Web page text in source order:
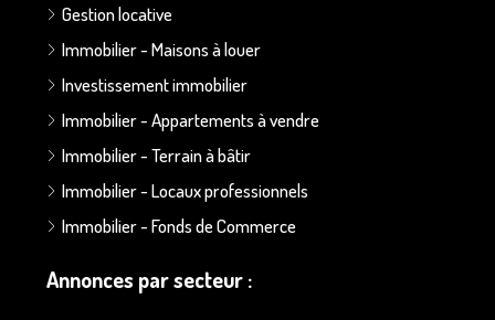
Gestion locative
Immobilier - Maisons à louer
Investissement immobilier
Immobilier - Appartements à vendre
Immobilier - Terrain à bâtir
Immobilier - Locaux professionnels
Immobilier - Fonds de Commerce
Annonces par secteur :